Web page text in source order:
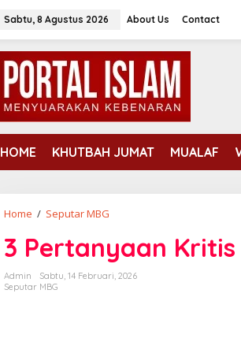
Sabtu, 8 Agustus 2026 About Us Contact
HOME KHUTBAH JUMAT MUALAF
Home / Seputar MBG
Kritis
terkait
SPPG
3 Pertanyaan Kritis
Admin
Sabtu, 14 Februari, 2026
Seputar MBG